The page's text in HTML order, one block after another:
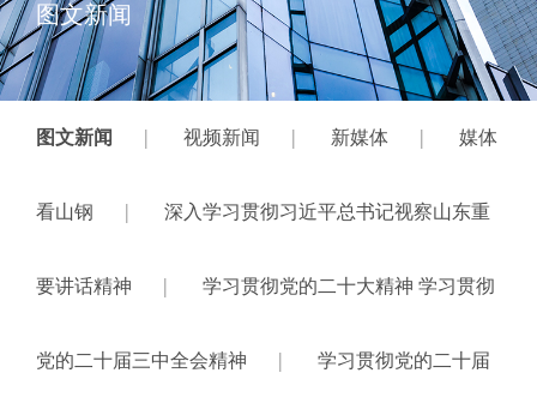
图文新闻
图文新闻 | 视频新闻 | 新媒体 | 媒体
看山钢 | 深入学习贯彻习近平总书记视察山东重
要讲话精神 | 学习贯彻党的二十大精神 学习贯彻
党的二十届三中全会精神 | 学习贯彻党的二十届